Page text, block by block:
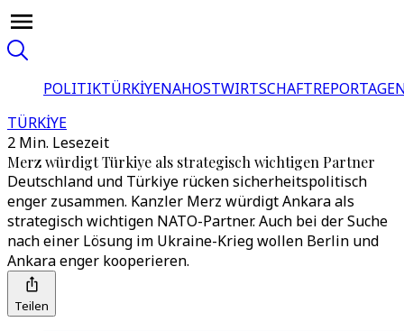
POLITIKTÜRKİYENAHOSTWIRTSCHAFT
TÜRKİYE
2 Min. Lesezeit
Merz würdigt Türkiye als strategisch wichtigen Partner
Deutschland und Türkiye rücken sicherheitspolitisch
enger zusammen. Kanzler Merz würdigt Ankara als
strategisch wichtigen NATO-Partner. Auch bei der Suche
nach einer Lösung im Ukraine-Krieg wollen Berlin und
Ankara enger kooperieren.
Teilen